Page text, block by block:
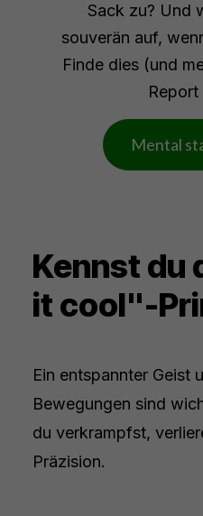
Sack zu? Und
souverän auf,
Finde dies (und
Report
Mental
Kennst du
it cool"-
Ein entspannter Geist
Bewegungen sind
du verkrampfst,
Präzision.